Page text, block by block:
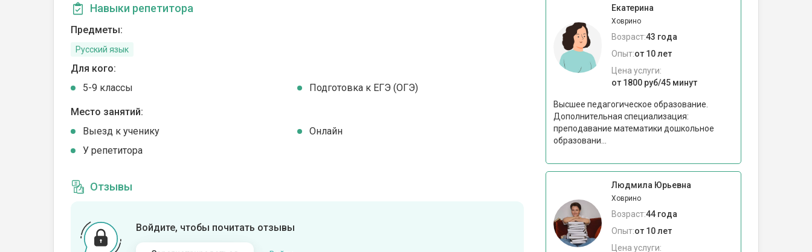
Навыки репетитора
Предметы:
Русский язык
Для кого:
5-9 классы
Подготовка к ЕГЭ (ОГЭ)
Место занятий:
Выезд к ученику
Онлайн
У репетитора
Отзывы
Войдите, чтобы почитать отзывы
Екатерина
Ховрино
Возраст:43 года
Опыт:от 10 лет
Цена услуги:
от 1800 руб/45 минут
Высшее педагогическое образование.
Дополнительная специализация:
преподавание математики дошкольное
образовани...
Людмила Юрьевна
Ховрино
Возраст:44 года
Опыт:от 10 лет
Цена услуги: